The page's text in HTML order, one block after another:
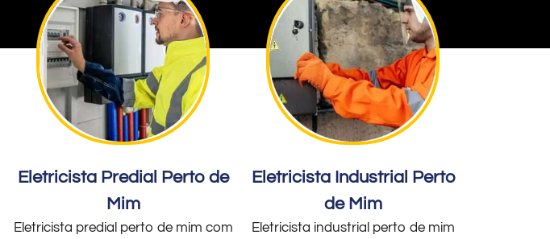
Eletricista Predial Perto de
Mim
Eletricista predial perto de mim com
Eletricista Industrial Perto
de Mim
Eletricista industrial perto de mim